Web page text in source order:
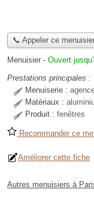
📞 Appeler ce
Menuisier - Ouvert
Prestations principales :
Menuiserie :
Matériaux :
Produit : fenêtres
Recommander ce
Améliorer cette fiche
Autres menuisiers à